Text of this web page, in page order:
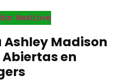
NextLove
Madison
en